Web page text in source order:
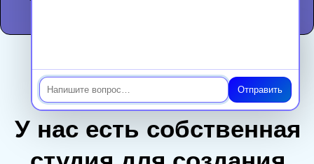
Отправить